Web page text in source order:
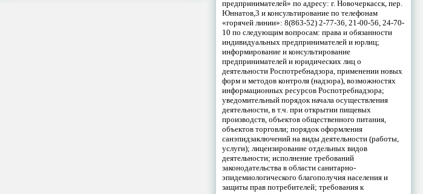
предпринимателей» по адресу: г. Новочеркасск, пер.
Юннатов,3 и консультирование по телефонам
«горячей линии»: 8(863-52) 2-77-36, 21-00-56, 24-70-
10 по следующим вопросам: права и обязанности
индивидуальных предпринимателей и юрлиц;
информирование и консультирование
предпринимателей и юридических лиц о
деятельности Роспотребнадзора, применении новых
форм и методов контроля (надзора), возможностях
информационных ресурсов Роспотребнадзора;
уведомительный порядок начала осуществления
деятельности, в т.ч. при открытии пищевых
производств, объектов общественного питания,
объектов торговли; порядок оформления
санэпидзаключений на виды деятельности (работы,
услуги); лицензирование отдельных видов
деятельности; исполнение требований
законодательства в области санитарно-
эпидемиологического благополучия населения и
защиты прав потребителей; требования к